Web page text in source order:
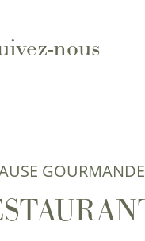
nous
GOURMANDE